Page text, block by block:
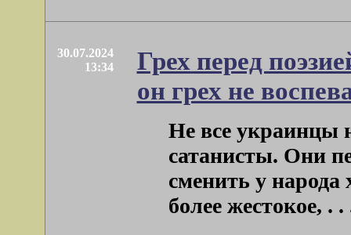
30.07.2024
13:34
Грех перед
он грех не
Не все украинцы
сатанисты. Они
сменить у народа
более жестокое, . .